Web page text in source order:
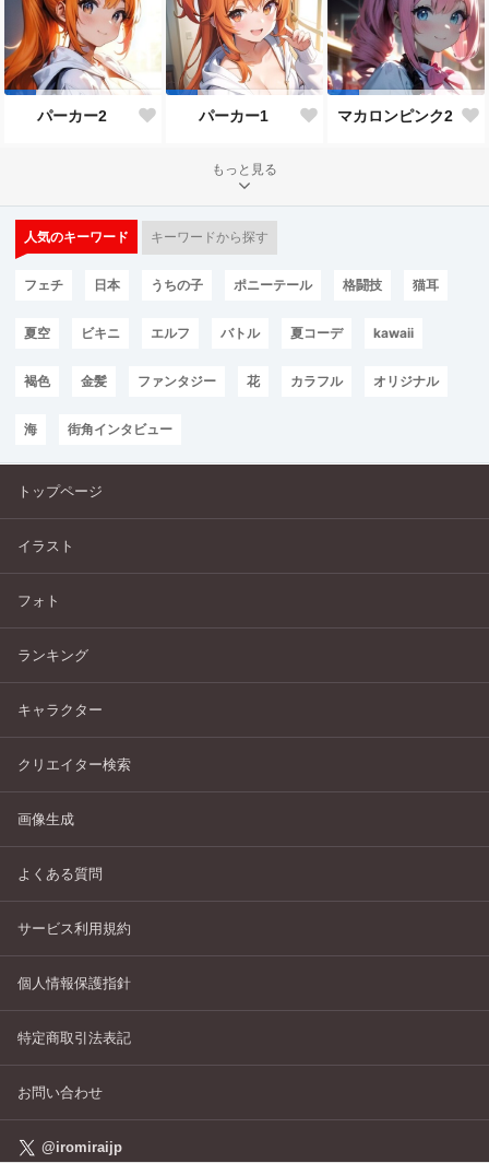
パーカー2 パーカー1 マカロンピンク2
もっと見る
人気のキーワード キーワードから探す
フェチ 日本 うちの子 ポニーテール 格闘技 猫耳
夏空 ビキニ エルフ バトル 夏コーデ kawaii
褐色 金髪 ファンタジー 花 カラフル オリジナル
海 街角インタビュー
トップページ
イラスト
フォト
ランキング
キャラクター
クリエイター検索
画像生成
よくある質問
サービス利用規約
個人情報保護指針
特定商取引法表記
お問い合わせ
@iromiraijp